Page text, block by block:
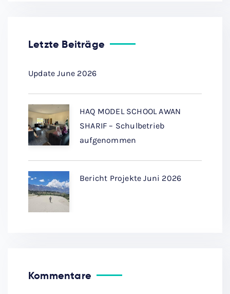
Letzte Beiträge
Update June 2026
HAQ MODEL SCHOOL AWAN
SHARIF – Schulbetrieb
aufgenommen
Bericht Projekte Juni 2026
Kommentare